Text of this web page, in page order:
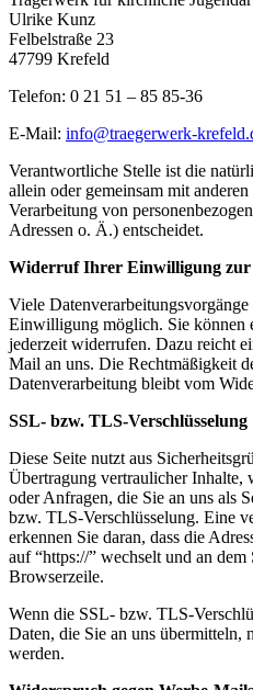
Ulrike Kunz
Felbelstraße 23
47799 Krefeld
Telefon: 0 21 51 – 85 85-36
E-Mail: info@traegerwerk-
Verantwortliche Stelle ist die
allein oder gemeinsam mit
Verarbeitung von
Adressen o. Ä.) entscheidet.
Widerruf Ihrer Einwilligung zur
Viele
Einwilligung möglich. Sie können
jederzeit widerrufen. Dazu reicht
Mail an uns. Die Rechtmäßigkeit
Datenverarbeitung bleibt vom
SSL- bzw. TLS-Verschlüsselung
Diese Seite nutzt aus
Übertragung vertraulicher Inhalte,
oder Anfragen, die Sie an uns als
bzw. TLS-Verschlüsselung. Eine
erkennen Sie daran, dass die
auf “https://” wechselt und an
Browserzeile.
Wenn die SSL- bzw. TLS-
Daten, die Sie an uns übermitteln,
werden.